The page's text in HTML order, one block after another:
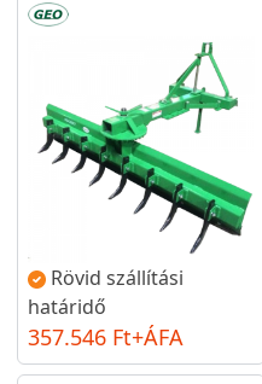
Rövid szállítási
határidő
357.546 Ft+ÁFA